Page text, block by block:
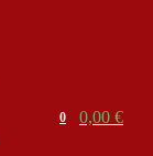
Search0 0,00 €
Cart